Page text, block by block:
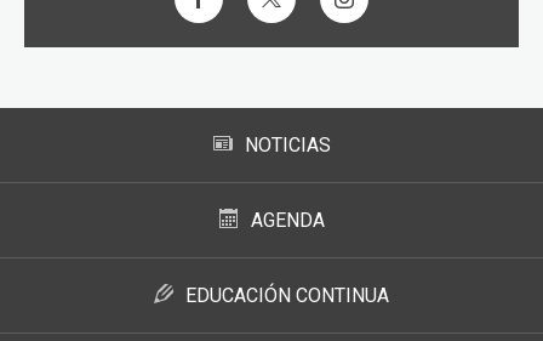
NOTICIAS
AGENDA
EDUCACIÓN CONTINUA